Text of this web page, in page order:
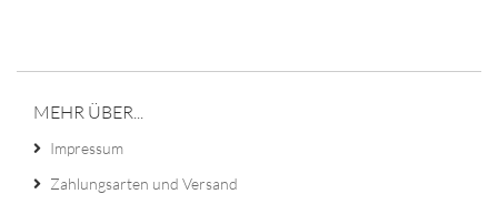
MEHR ÜBER...
Impressum
Zahlungsarten und Versand